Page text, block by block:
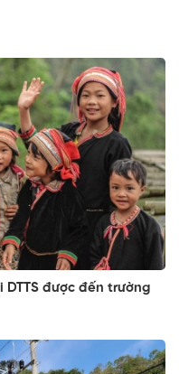
được đến trường